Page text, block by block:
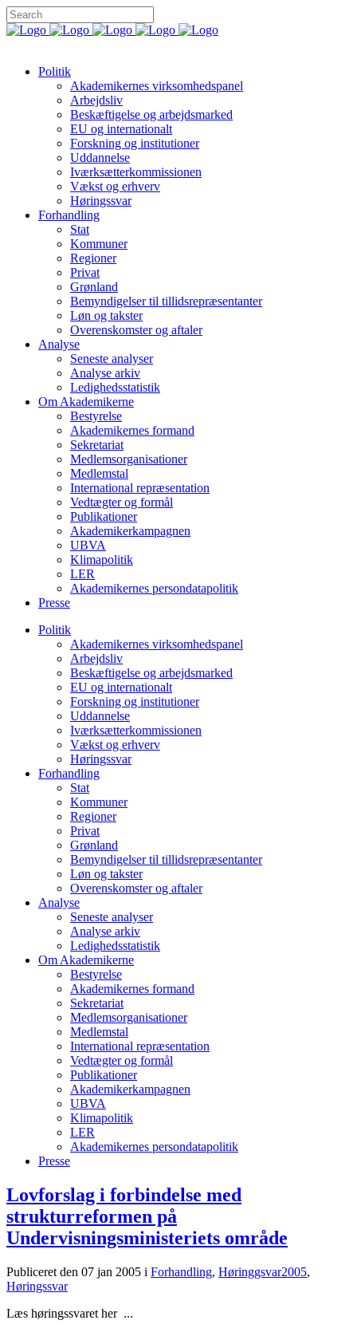
Politik
Akademikernes virksomhedspanel
Arbejdsliv
Beskæftigelse og arbejdsmarked
EU og internationalt
Forskning og institutioner
Uddannelse
Iværksætterkommissionen
Vækst og erhverv
Høringssvar
Forhandling
Stat
Kommuner
Regioner
Privat
Grønland
Bemyndigelser til tillidsrepræsentanter
Løn og takster
Overenskomster og aftaler
Analyse
Seneste analyser
Analyse arkiv
Ledighedsstatistik
Om Akademikerne
Bestyrelse
Akademikernes formand
Sekretariat
Medlemsorganisationer
Medlemstal
International repræsentation
Vedtægter og formål
Publikationer
Akademikerkampagnen
UBVA
Klimapolitik
LER
Akademikernes persondatapolitik
Presse
Politik
Akademikernes virksomhedspanel
Arbejdsliv
Beskæftigelse og arbejdsmarked
EU og internationalt
Forskning og institutioner
Uddannelse
Iværksætterkommissionen
Vækst og erhverv
Høringssvar
Forhandling
Stat
Kommuner
Regioner
Privat
Grønland
Bemyndigelser til tillidsrepræsentanter
Løn og takster
Overenskomster og aftaler
Analyse
Seneste analyser
Analyse arkiv
Ledighedsstatistik
Om Akademikerne
Bestyrelse
Akademikernes formand
Sekretariat
Medlemsorganisationer
Medlemstal
International repræsentation
Vedtægter og formål
Publikationer
Akademikerkampagnen
UBVA
Klimapolitik
LER
Akademikernes persondatapolitik
Presse
Lovforslag i forbindelse med
strukturreformen på
Undervisningsministeriets område
Publiceret den 07 jan 2005 i Forhandling, Høringgsvar2005,
Høringssvar
Læs høringssvaret her ...